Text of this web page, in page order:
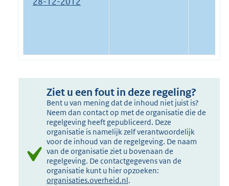
Ziet u een fout in deze regeling?
Bent u van mening dat de inhoud niet juist is?
Neem dan contact op met de organisatie die de
regelgeving heeft gepubliceerd. Deze
organisatie is namelijk zelf verantwoordelijk
voor de inhoud van de regelgeving. De naam
van de organisatie ziet u bovenaan de
regelgeving. De contactgegevens van de
organisatie kunt u hier opzoeken:
organisaties.overheid.nl.